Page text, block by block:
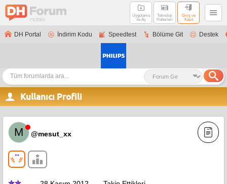
Uygulama
ile Aç
Teknoloji
Haberleri
Giriş ve
Kayıt
DH Portal İndirim Kodu Speedtest Bölüme Git Destek
Kullanıcı Profili
M @mesut_xx